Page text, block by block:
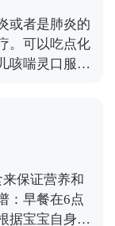
排痰。可以
将气管分泌物
有明显缓解甚
血常规检
或者是肺炎的
。可以吃点化
咳喘灵口服液
痊愈。期间要
利于痰液稀释
保证营养和
：早餐在6点
据宝宝自身决